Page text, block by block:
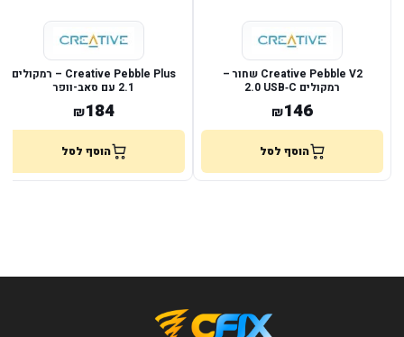
Creative Pebble V2 שחור –
רמקולים USB‑C ‏2.0
₪146
הוסף לסל
Creative Pebble Plus – רמקולים
2.1 עם סאב-וופר
₪184
הוסף לסל